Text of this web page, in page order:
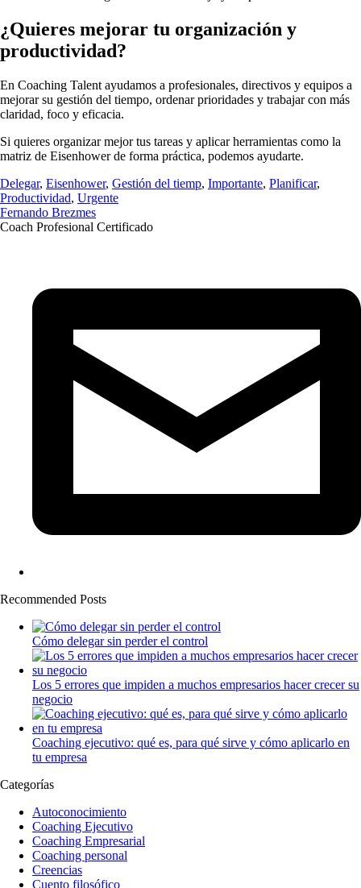
¿Quieres mejorar tu organización y
productividad?
En Coaching Talent ayudamos a profesionales, directivos y equipos a
mejorar su gestión del tiempo, ordenar prioridades y trabajar con más
claridad, foco y eficacia.
Si quieres organizar mejor tus tareas y aplicar herramientas como la
matriz de Eisenhower de forma práctica, podemos ayudarte.
Delegar, Eisenhower, Gestión del tiemp, Importante, Planificar,
Productividad, Urgente
Fernando Brezmes
Coach Profesional Certificado
Recommended Posts
Cómo delegar sin perder el control
Los 5 errores que impiden a muchos empresarios hacer crecer su
negocio
Coaching ejecutivo: qué es, para qué sirve y cómo aplicarlo en
tu empresa
Categorías
Autoconocimiento
Coaching Ejecutivo
Coaching Empresarial
Coaching personal
Creencias
Cuento filosófico